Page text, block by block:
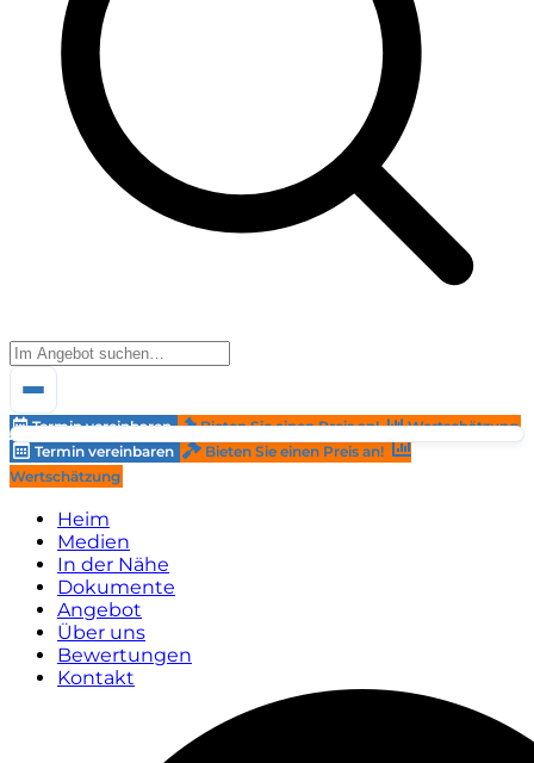
Termin vereinbaren Bieten Sie einen Preis an!
Wertschätzung
Termin vereinbaren
Bieten Sie einen Preis an!
Wertschätzung
Heim
Medien
In der Nähe
Dokumente
Angebot
Über uns
Bewertungen
Kontakt